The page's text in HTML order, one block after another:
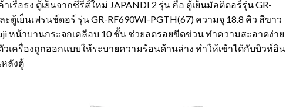
รือธง ตู้เย็นจากซีรีส์ใหม่ JAPANDI 2 รุ่น คือ ตู้เย็นมัลติดอร์รุ่น GR-
ตู้เย็นเฟรนช์ดอร์ รุ่น GR-RF690WI-PGTH(67) ความจุ 18.8 คิว สีขาว
หน้าบานกระจกเคลือบ 10 ชั้น ช่วยลดรอยขีดข่วน ทำความสะอาดง่าย
วเครื่องถูกออกแบบให้ระบายความร้อนด้านล่าง ทำให้เข้าได้กับบิวท์อิน
ลังตู้